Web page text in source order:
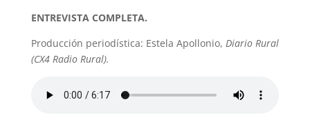
ENTREVISTA COMPLETA.
Producción periodística: Estela Apollonio, Diario Rural
(CX4 Radio Rural).